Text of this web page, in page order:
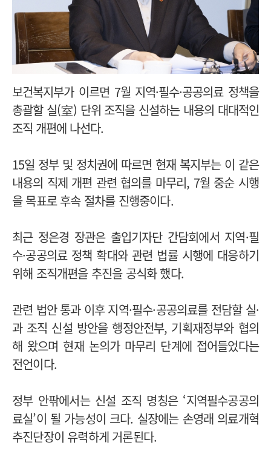
보건복지부가 이르면 7월 지역·필수·공공의료 정책을
총괄할 실(室) 단위 조직을 신설하는 내용의 대대적인
조직 개편에 나선다.
15일 정부 및 정치권에 따르면 현재 복지부는 이 같은
내용의 직제 개편 관련 협의를 마무리, 7월 중순 시행
을 목표로 후속 절차를 진행중이다.
최근 정은경 장관은 출입기자단 간담회에서 지역·필
수·공공의료 정책 확대와 관련 법률 시행에 대응하기
위해 조직개편을 추진을 공식화 했다.
관련 법안 통과 이후 지역·필수·공공의료를 전담할 실·
과 조직 신설 방안을 행정안전부, 기획재정부와 협의
해 왔으며 현재 논의가 마무리 단계에 접어들었다는
전언이다.
정부 안팎에서는 신설 조직 명칭은 ‘지역필수공공의
료실’이 될 가능성이 크다. 실장에는 손영래 의료개혁
추진단장이 유력하게 거론된다.